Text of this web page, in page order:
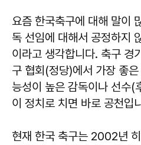
요즘 한국축구에 대해 말이
독 선임에 대해서 공정하지
이라고 생각합니다. 축구 경
구 협회(정당)에서 가장 좋
능성이 높은 감독이나 선수(
이 정치로 치면 바로 공천입
현재 한국 축구는 2002년